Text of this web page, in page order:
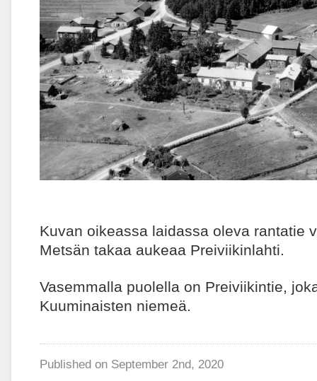
Kuvan oikeassa laidassa oleva rantatie
Metsän takaa aukeaa Preiviikinlahti.
Vasemmalla puolella on Preiviikintie,
Kuuminaisten niemeä.
Published on September 2nd, 2020